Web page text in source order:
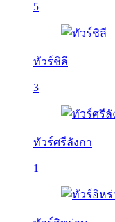
5
ทัวร์ชิลี
3
ทัวร์ศรีลังกา
1